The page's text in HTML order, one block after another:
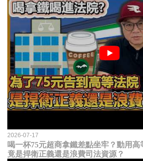
2026-07-17
喝一杯75元超商拿鐵差點坐牢？動用
竟是捍衛正義還是浪費司法資源？